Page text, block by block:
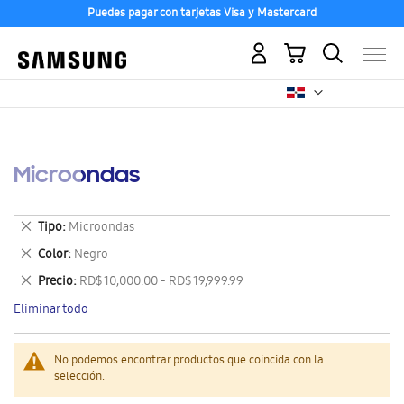
Puedes pagar con tarjetas Visa y Mastercard
Mi carrito
Microondas
No podemos encontrar productos que coincida con la
selección.
Tipo Microondas
Eliminar
este
artículo
Color Negro
Eliminar
este
artículo
Precio RD$ 10,000.00 - RD$ 19,999.99
Eliminar
este
artículo
Eliminar todo